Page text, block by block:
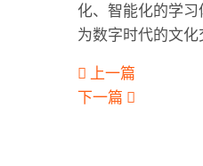
化、智能化的学
为数字时代的文化
上一篇
下一篇